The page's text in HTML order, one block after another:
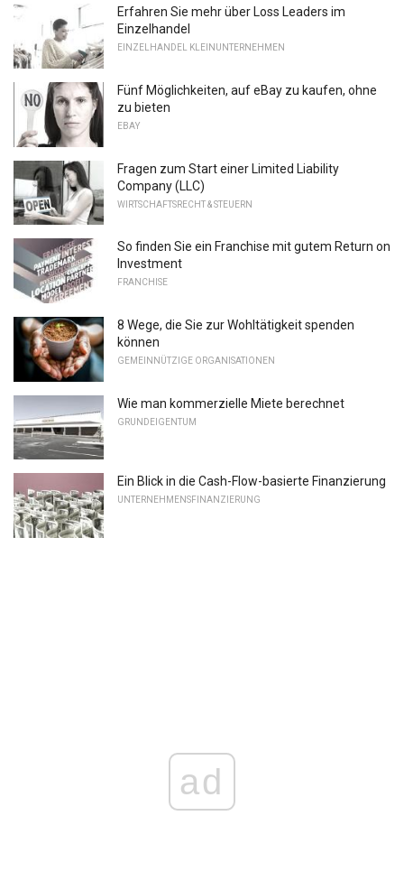
Erfahren Sie mehr über Loss Leaders im
Einzelhandel
EINZELHANDEL KLEINUNTERNEHMEN
Fünf Möglichkeiten, auf eBay zu kaufen, ohne
zu bieten
EBAY
Fragen zum Start einer Limited Liability
Company (LLC)
WIRTSCHAFTSRECHT & STEUERN
So finden Sie ein Franchise mit gutem Return on
Investment
FRANCHISE
8 Wege, die Sie zur Wohltätigkeit spenden
können
GEMEINNÜTZIGE ORGANISATIONEN
Wie man kommerzielle Miete berechnet
GRUNDEIGENTUM
Ein Blick in die Cash-Flow-basierte Finanzierung
UNTERNEHMENSFINANZIERUNG
ad